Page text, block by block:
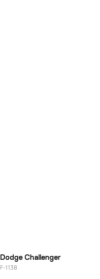
Dodge Challenger
F-1138